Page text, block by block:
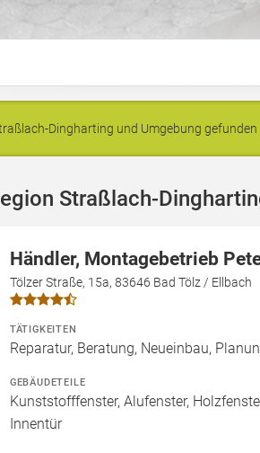
Dingharting und Umgebung gefunden
Straßlach-
Händler, Montagebetrieb
Tölzer Straße, 15a, 83646 Bad Tölz / Ellbach
TÄTIGKEITEN
Reparatur, Beratung, Neueinbau,
GEBÄUDETEILE
Kunststofffenster, Alufenster,
Innentür